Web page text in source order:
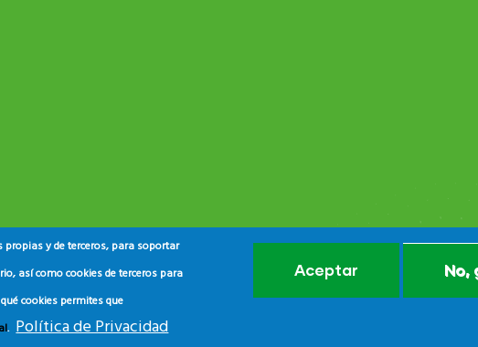
y de terceros, para soportar
así como cookies de terceros para
cookies permites que
. Política de Privacidad
Aceptar No,